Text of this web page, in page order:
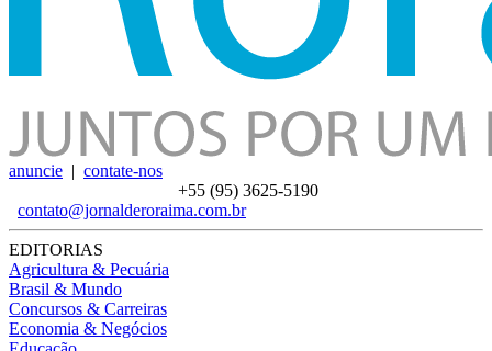
anuncie | contate-nos
+55 (95) 3625-5190
contato@jornalderoraima.com.br
EDITORIAS
Agricultura & Pecuária
Brasil & Mundo
Concursos & Carreiras
Economia & Negócios